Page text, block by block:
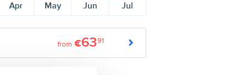
Apr May Jun Jul
from €6391